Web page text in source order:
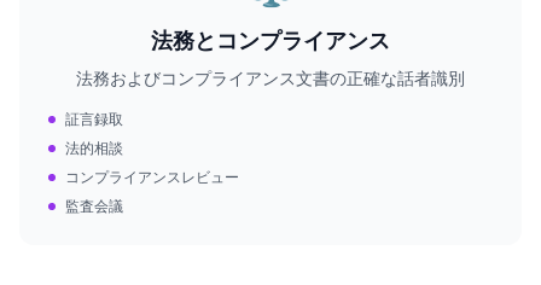
法務とコンプライアンス
法務およびコンプライアンス文書の正確な話者識別
証言録取
法的相談
コンプライアンスレビュー
監査会議